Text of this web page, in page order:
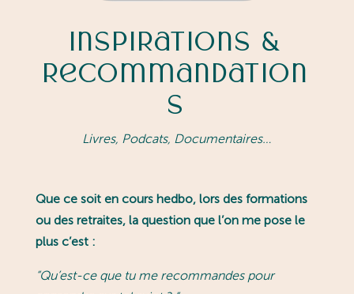
Inspirations &
Recommandation
s
Livres, Podcats, Documentaires…
Que ce soit en cours hedbo, lors des formations
ou des retraites, la question que l’on me pose le
plus c’est :
“Qu’est-ce que tu me recommandes pour